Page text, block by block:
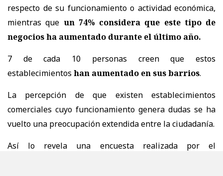
respecto de su funcionamiento o actividad económica,
mientras que un 74% considera que este tipo de
negocios ha aumentado durante el último año.
7 de cada 10 personas creen que estos
establecimientos han aumentado en sus barrios.
La percepción de que existen establecimientos
comerciales cuyo funcionamiento genera dudas se ha
vuelto una preocupación extendida entre la ciudadanía.
Así lo revela una encuesta realizada por el